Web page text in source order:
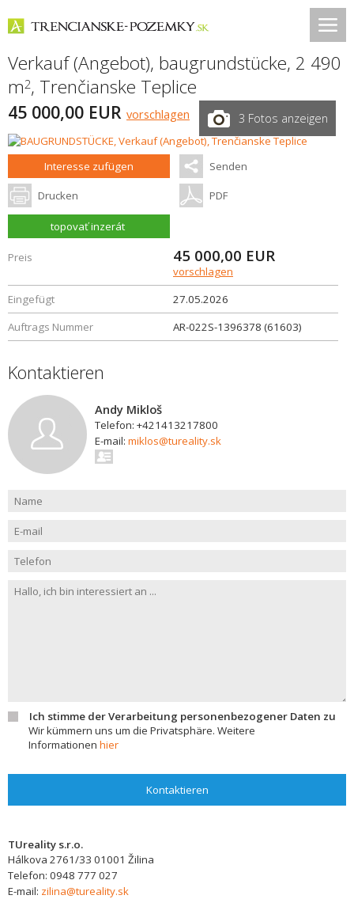
Verkauf (Angebot), baugrundstücke, 2 490
m2, Trenčianske Teplice
45 000,00 EUR vorschlagen 3 Fotos anzeigen
Interesse zufügen Senden
Drucken PDF
topovať inzerát
Preis 45 000,00 EUR
vorschlagen
Eingefügt
27.05.2026
Auftrags Nummer
AR-022S-1396378 (61603)
Kontaktieren
Andy Mikloš
Telefon: +421413217800
E-mail: miklos@tureality.sk
Ich stimme der Verarbeitung personenbezogener Daten zu
Wir kümmern uns um die Privatsphäre. Weitere
Informationen hier
Kontaktieren
TUreality s.r.o.
Hálkova 2761/33 01001 Žilina
Telefon: 0948 777 027
E-mail: zilina@tureality.sk